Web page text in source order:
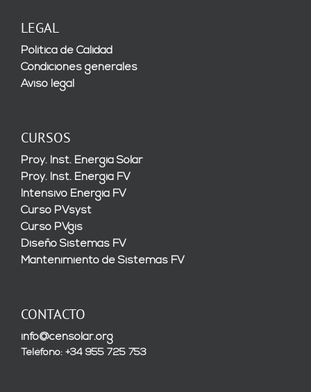
LEGAL
Política de Calidad
Condiciones generales
Aviso legal
CURSOS
Proy. Inst. Energía Solar
Proy. Inst. Energía FV
Intensivo Energía FV
Curso PVsyst
Curso PVgis
Diseño Sistemas FV
Mantenimiento de Sistemas FV
CONTACTO
info@censolar.org
Teléfono: +34 955 725 753